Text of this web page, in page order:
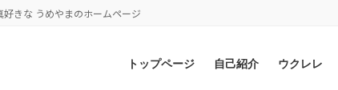
好きな うめやまのホームページ
トップページ 自己紹介 ウクレレ